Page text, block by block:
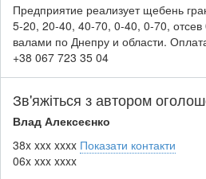
Предприятие реализует щебень
5-20, 20-40, 40-70, 0-40, 0-70,
валами по Днепру и области.
+38 067 723 35 04
Зв'яжіться з автором
Влад Алексеєнко
38x xxx xxxx Показати контакти
06x xxx xxxx